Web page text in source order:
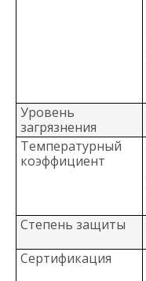
Уровень
загрязнения
Температурный
коэффициент
Степень защиты
Сертификация